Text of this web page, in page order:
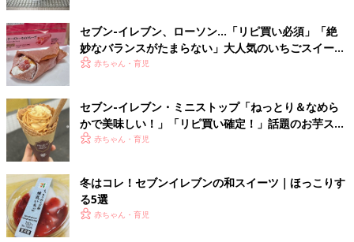
出典：Instagramアカウント「petit_bonheur100」
セブン-イレブン、ローソン…「リピ買い必須」「絶
妙なバランスがたまらない」大人気のいちごスイーツ
4選赤ちゃん・育児
セブン-イレブン・ミニストップ「ねっとり＆なめら
かで美味しい！」「リピ買い確定！」話題のお芋スイ
ーツ4選
赤ちゃん・育児
冬はコレ！セブンイレブンの和スイーツ｜ほっこりす
る5選
赤ちゃん・育児